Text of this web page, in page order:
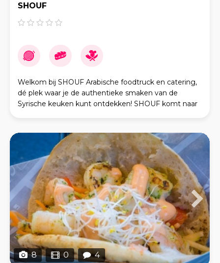
SHOUF
Welkom bij SHOUF Arabische foodtruck en catering,
dé plek waar je de authentieke smaken van de
Syrische keuken kunt ontdekken! SHOUF komt naar
8 0 4